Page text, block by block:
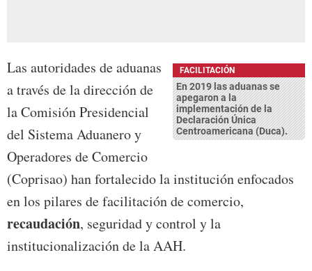
FACILITACIÓN
En 2019 las aduanas se
apegaron a la
implementación de la
Declaración Única
Centroamericana (Duca).
Las autoridades de aduanas
a través de la dirección de
la Comisión Presidencial
del Sistema Aduanero y
Operadores de Comercio
(Coprisao) han fortalecido la institución enfocados
en los pilares de facilitación de comercio,
recaudación, seguridad y control y la
institucionalización de la AAH.